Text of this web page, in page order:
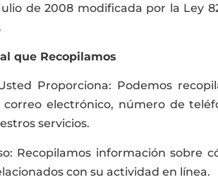
de 2008 modificada por la Ley
que Recopilamos
Proporciona: Podemos
electrónico, número de
servicios.
Recopilamos información sobre
con su actividad en línea.